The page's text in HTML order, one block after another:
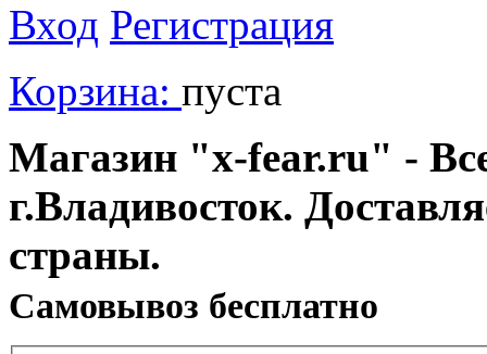
Вход Регистрация
Корзина: пуста
Магазин "x-fear.ru" -
г.Владивосток.
страны.
Cамовывоз бесплатно